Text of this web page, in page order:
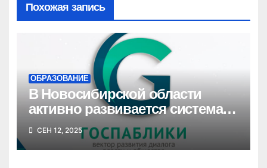
Похожая запись
ОБРАЗОВАНИЕ
В Новосибирской области
активно развивается система
госпабликов для создания
единой цифровой среды
СЕН 12, 2025